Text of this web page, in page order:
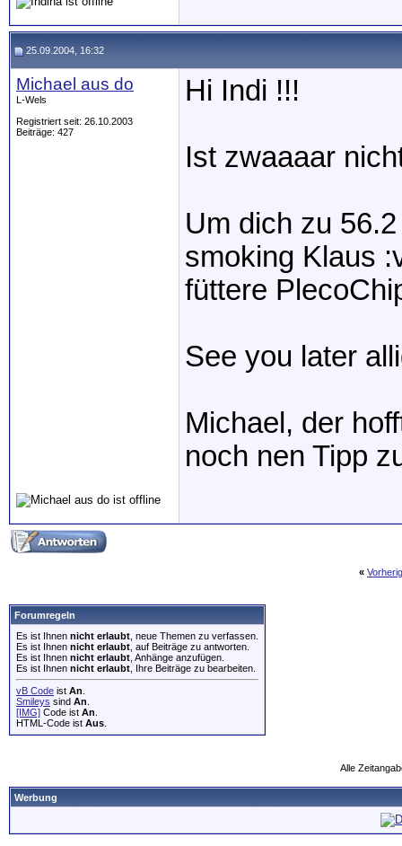
25.09.2004, 16:32
Michael aus do
L-Wels
Registriert seit: 26.10.2003
Beiträge: 427
Hi Indi !!!
Ist zwaaaar
Um dich zu
smoking Klaus
füttere
See you later
Michael, der
noch nen Tipp
«
Forumregeln
Es ist Ihnen nicht erlaubt , neue Themen zu verfassen.
Es ist Ihnen nicht erlaubt , auf Beiträge zu antworten.
Es ist Ihnen nicht erlaubt , Anhänge anzufügen.
Es ist Ihnen nicht erlaubt , Ihre Beiträge zu bearbeiten.
vB Code ist An
Smileys sind An
[IMG] Code ist An
HTML-Code ist Aus
Alle
Werbung